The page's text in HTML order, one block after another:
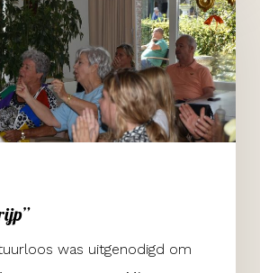
was uitgenodigd om